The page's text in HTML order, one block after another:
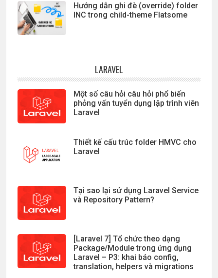
Hướng dẫn ghi đè (override) folder
INC trong child-theme Flatsome
LARAVEL
Một số câu hỏi câu hỏi phổ biến
phỏng vấn tuyển dụng lập trình viên
Laravel
Thiết kế cấu trúc folder HMVC cho
Laravel
Tại sao lại sử dụng Laravel Service
và Repository Pattern?
[Laravel 7] Tổ chức theo dạng
Package/Module trong ứng dụng
Laravel – P3: khai báo config,
translation, helpers và migrations